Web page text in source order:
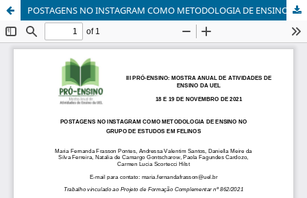
POSTAGENS NO INSTAGRAM COMO METODOLOGIA DE ENSINO NO GRUPO DE ESTUDOS EM FELINOS